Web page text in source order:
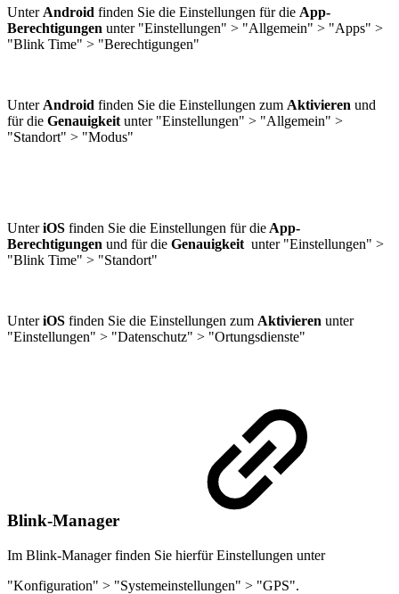
Unter Android finden Sie die Einstellungen für die App-
Berechtigungen unter "Einstellungen" > "Allgemein" > "Apps" >
"Blink Time" > "Berechtigungen"
Unter Android finden Sie die Einstellungen zum Aktivieren und
für die Genauigkeit unter "Einstellungen" > "Allgemein" >
"Standort" > "Modus"
UnteriOS finden Sie die Einstellungen für die App-
Berechtigungen und für die Genauigkeit unter "Einstellungen" >
"Blink Time" > "Standort"
UnteriOS finden Sie die Einstellungen zum Aktivieren unter
"Einstellungen" > "Datenschutz" > "Ortungsdienste"
Blink-Manager
Im Blink-Manager finden Sie hierfür Einstellungen unter
"Konfiguration" > "Systemeinstellungen" > "GPS".